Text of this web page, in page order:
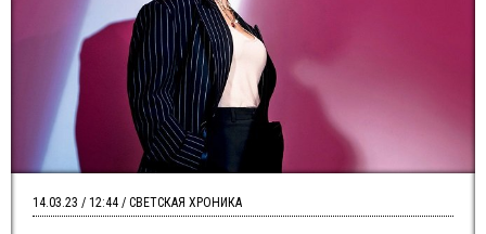
14.03.23 / 12:44 / СВЕТСКАЯ ХРОНИКА